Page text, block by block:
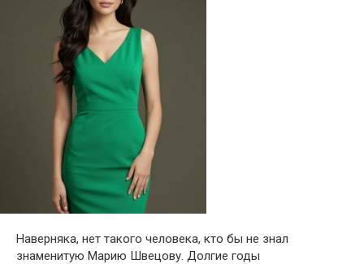
Наверняка, нет такого человека, кто бы не знал
знаменитую Марию Швецову. Долгие годы